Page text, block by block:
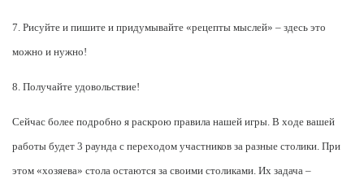
7. Рисуйте и пишите и придумывайте «рецепты мыслей» – здесь это
можно и нужно!
8. Получайте удовольствие!
Сейчас более подробно я раскрою правила нашей игры. В ходе вашей
работы будет 3 раунда с переходом участников за разные столики. При
этом «хозяева» стола остаются за своими столиками. Их задача –